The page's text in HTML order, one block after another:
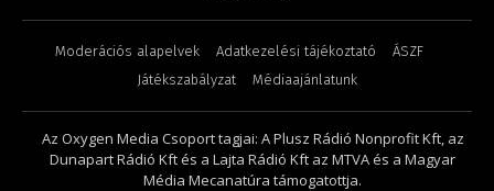
Moderációs alapelvek Adatkezelési tájékoztató
ÁSZF
Játékszabályzat
Médiaajánlatunk
Az Oxygen Media Csoport tagjai: A Plusz Rádió Nonprofit Kft, az
Dunapart Rádió Kft és a Lajta Rádió Kft az MTVA és a Magyar
Média Mecanatúra támogatottja.